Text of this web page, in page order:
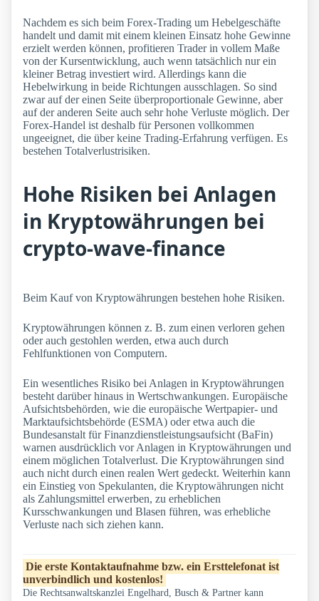
Nachdem es sich beim Forex-Trading um Hebelgeschäfte
handelt und damit mit einem kleinen Einsatz hohe Gewinne
erzielt werden können, profitieren Trader in vollem Maße
von der Kursentwicklung, auch wenn tatsächlich nur ein
kleiner Betrag investiert wird. Allerdings kann die
Hebelwirkung in beide Richtungen ausschlagen. So sind
zwar auf der einen Seite überproportionale Gewinne, aber
auf der anderen Seite auch sehr hohe Verluste möglich. Der
Forex-Handel ist deshalb für Personen vollkommen
ungeeignet, die über keine Trading-Erfahrung verfügen. Es
bestehen Totalverlustrisiken.
Hohe Risiken bei Anlagen
in Kryptowährungen bei
crypto-wave-finance
Beim Kauf von Kryptowährungen bestehen hohe Risiken.
Kryptowährungen können z. B. zum einen verloren gehen
oder auch gestohlen werden, etwa auch durch
Fehlfunktionen von Computern.
Ein wesentliches Risiko bei Anlagen in Kryptowährungen
besteht darüber hinaus in Wertschwankungen. Europäische
Aufsichtsbehörden, wie die europäische Wertpapier- und
Marktaufsichtsbehörde (ESMA) oder etwa auch die
Bundesanstalt für Finanzdienstleistungsaufsicht (BaFin)
warnen ausdrücklich vor Anlagen in Kryptowährungen und
einem möglichen Totalverlust. Die Kryptowährungen sind
auch nicht durch einen realen Wert gedeckt. Weiterhin kann
ein Einstieg von Spekulanten, die Kryptowährungen nicht
als Zahlungsmittel erwerben, zu erheblichen
Kursschwankungen und Blasen führen, was erhebliche
Verluste nach sich ziehen kann.
Die erste Kontaktaufnahme bzw. ein Ersttelefonat ist
unverbindlich und kostenlos!
Die Rechtsanwaltskanzlei Engelhard, Busch & Partner kann